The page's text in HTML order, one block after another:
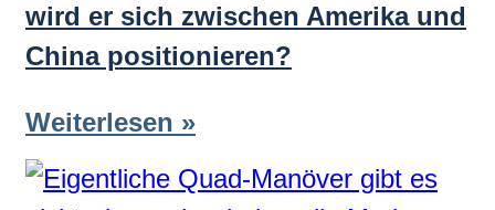
wird er sich zwischen Amerika und
China positionieren?
Weiterlesen »